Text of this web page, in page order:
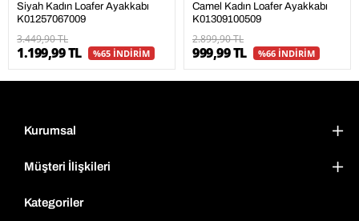
Siyah Kadın Loafer Ayakkabı
K01257067009
3.449,90 TL
1.199,99 TL %65 İNDİRİM
Camel Kadın Loafer Ayakkabı
K01309100509
2.899,90 TL
999,99 TL %66 İNDİRİM
Kurumsal
Müşteri İlişkileri
Kategoriler